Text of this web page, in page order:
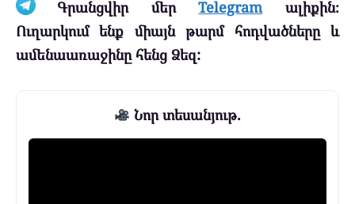
Գրանցվիր մերTelegramալիքին։
Ուղարկում ենք միայն թարմ հոդվածները և
ամենաառաջինը հենց Ձեզ:
Նոր տեսանյութ.